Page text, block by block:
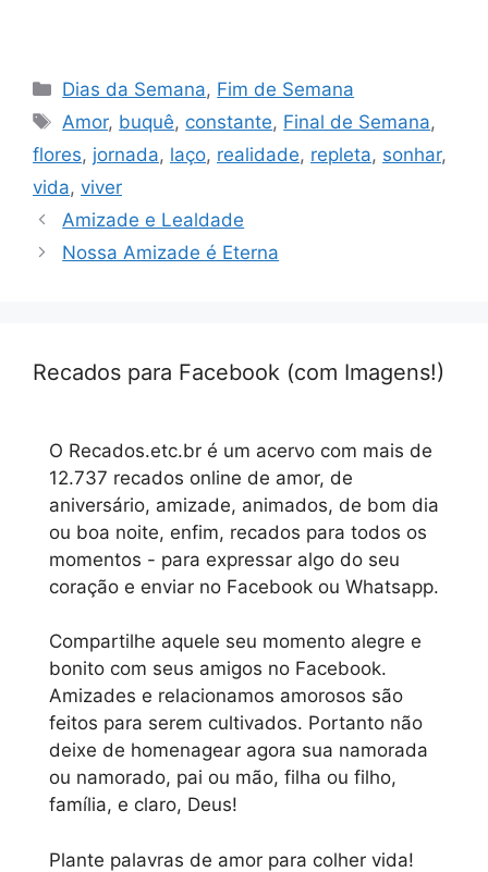
Categorias
Dias da Semana, Fim de Semana
Tags
Amor, buquê, constante, Final de Semana,
flores, jornada, laço, realidade, repleta, sonhar,
vida, viver
Amizade e Lealdade
Nossa Amizade é Eterna
Recados para Facebook (com Imagens!)
O Recados.etc.br é um acervo com mais de
12.737 recados online de amor, de
aniversário, amizade, animados, de bom dia
ou boa noite, enfim, recados para todos os
momentos - para expressar algo do seu
coração e enviar no Facebook ou Whatsapp.
Compartilhe aquele seu momento alegre e
bonito com seus amigos no Facebook.
Amizades e relacionamos amorosos são
feitos para serem cultivados. Portanto não
deixe de homenagear agora sua namorada
ou namorado, pai ou mão, filha ou filho,
família, e claro, Deus!
Plante palavras de amor para colher vida!